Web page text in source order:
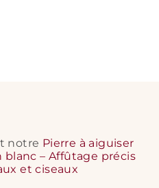
notre Pierre à aiguiser
– Affûtage précis
et ciseaux